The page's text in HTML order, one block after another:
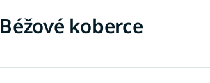
Béžové koberce